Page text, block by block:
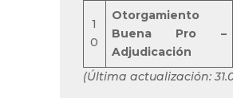
1
0
Otorgamiento
Buena Pro –
Adjudicación
(Última actualización: